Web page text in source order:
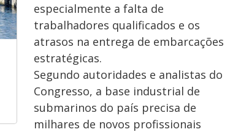
especialmente a falta de
trabalhadores qualificados e os
atrasos na entrega de embarcações
estratégicas.
Segundo autoridades e analistas do
Congresso, a base industrial de
submarinos do país precisa de
milhares de novos profissionais